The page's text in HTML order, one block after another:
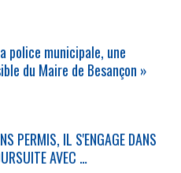
police municipale, une
du Maire de Besançon »
PERMIS, IL S'ENGAGE DANS
AVEC …